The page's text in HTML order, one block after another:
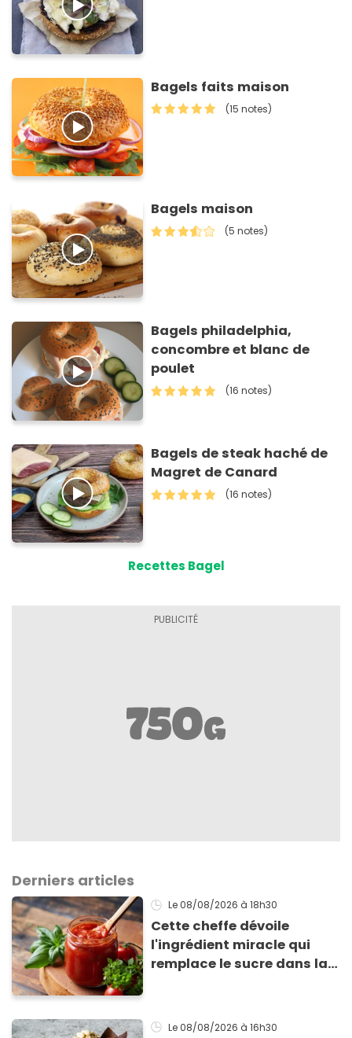
Bagels faits maison
(15 notes)
Bagels maison
(5 notes)
Bagels philadelphia,
concombre et blanc de
poulet
(16 notes)
Bagels de steak haché de
Magret de Canard
(16 notes)
Recettes Bagel
Derniers articles
Le 08/08/2026 à 18h30
Cette cheffe dévoile
l'ingrédient miracle qui
remplace le sucre dans la
Le 08/08/2026 à 16h30